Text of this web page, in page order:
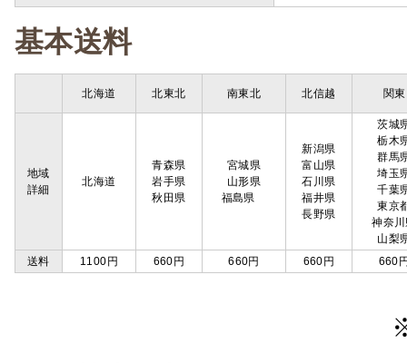
基本送料
北海道 北東北 南東北 北信越 関東
地域
詳細
北海道
青森県
岩手県
秋田県
宮城県
山形県
福島県
新潟県
富山県
石川県
福井県
長野県
茨城
栃木
群馬
埼玉
千葉
東京
神奈
山梨
送料
1100円 660円 660円 660円 660